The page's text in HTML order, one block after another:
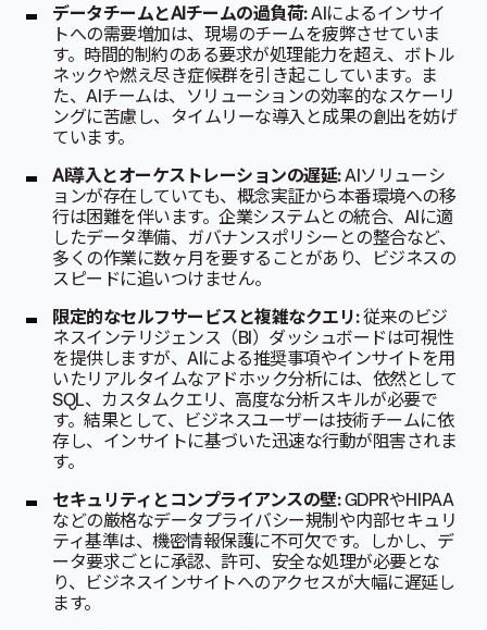
データチームとAIチームの過負荷:AIによるインサイ
トへの需要増加は、現場のチームを疲弊させていま
す。時間的制約のある要求が処理能力を超え、ボトル
ネックや燃え尽き症候群を引き起こしています。ま
た、AIチームは、ソリューションの効率的なスケーリ
ングに苦慮し、タイムリーな導入と成果の創出を妨げ
ています。
AI導入とオーケストレーションの遅延:AIソリューシ
ョンが存在していても、概念実証から本番環境への移
行は困難を伴います。企業システムとの統合、AIに適
したデータ準備、ガバナンスポリシーとの整合など、
多くの作業に数ヶ月を要することがあり、ビジネスの
スピードに追いつけません。
限定的なセルフサービスと複雑なクエリ:従来のビジ
ネスインテリジェンス（BI）ダッシュボードは可視性
を提供しますが、AIによる推奨事項やインサイトを用
いたリアルタイムなアドホック分析には、依然として
SQL、カスタムクエリ、高度な分析スキルが必要で
す。結果として、ビジネスユーザーは技術チームに依
存し、インサイトに基づいた迅速な行動が阻害されま
す。
セキュリティとコンプライアンスの壁:GDPRやHIPAA
などの厳格なデータプライバシー規制や内部セキュリ
ティ基準は、機密情報保護に不可欠です。しかし、デ
ータ要求ごとに承認、許可、安全な処理が必要とな
り、ビジネスインサイトへのアクセスが大幅に遅延し
ます。